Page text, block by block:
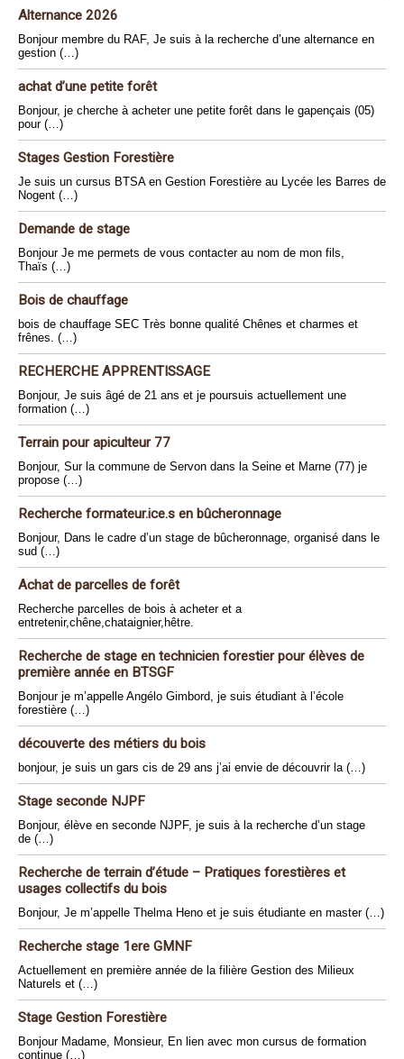
Alternance 2026
Bonjour membre du RAF, Je suis à la recherche d’une alternance en
gestion (…)
achat d’une petite forêt
Bonjour, je cherche à acheter une petite forêt dans le gapençais (05)
pour (…)
Stages Gestion Forestière
Je suis un cursus BTSA en Gestion Forestière au Lycée les Barres de
Nogent (…)
Demande de stage
Bonjour Je me permets de vous contacter au nom de mon fils,
Thaïs (…)
Bois de chauffage
bois de chauffage SEC Très bonne qualité Chênes et charmes et
frênes. (…)
RECHERCHE APPRENTISSAGE
Bonjour, Je suis âgé de 21 ans et je poursuis actuellement une
formation (…)
Terrain pour apiculteur 77
Bonjour, Sur la commune de Servon dans la Seine et Marne (77) je
propose (…)
Recherche formateur.ice.s en bûcheronnage
Bonjour, Dans le cadre d’un stage de bûcheronnage, organisé dans le
sud (…)
Achat de parcelles de forêt
Recherche parcelles de bois à acheter et a
entretenir,chêne,chataignier,hêtre.
Recherche de stage en technicien forestier pour élèves de
première année en BTSGF
Bonjour je m’appelle Angélo Gimbord, je suis étudiant à l’école
forestière (…)
découverte des métiers du bois
bonjour, je suis un gars cis de 29 ans j’ai envie de découvrir la (…)
Stage seconde NJPF
Bonjour, élève en seconde NJPF, je suis à la recherche d’un stage
de (…)
Recherche de terrain d’étude – Pratiques forestières et
usages collectifs du bois
Bonjour, Je m’appelle Thelma Heno et je suis étudiante en master (…)
Recherche stage 1ere GMNF
Actuellement en première année de la filière Gestion des Milieux
Naturels et (…)
Stage Gestion Forestière
Bonjour Madame, Monsieur, En lien avec mon cursus de formation
continue (…)